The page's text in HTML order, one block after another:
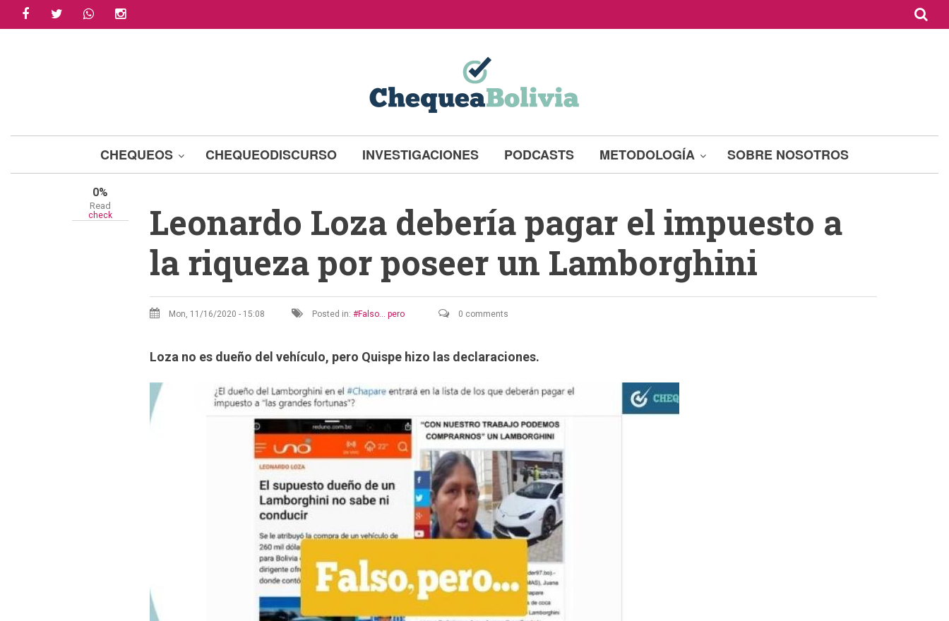
facebooktwitter whatsapp
CHEQUEOS CHEQUEODISCURSO INVESTIGACIONES PODCASTS METODOLOGÍA SOBRE NOSOTROS
check
Share
0%
Read
Leonardo Loza debería pagar el impuesto a
la riqueza por poseer un Lamborghini
Mon, 11/16/2020 - 15:08 Posted in: Falso... pero 0 comments
Loza no es dueño del vehículo, pero Quispe hizo las declaraciones.